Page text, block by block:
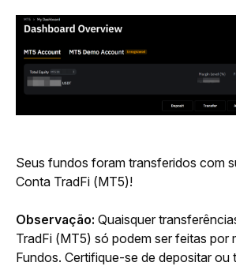
Seus fundos foram transferidos com
Conta TradFi (MT5)!
Observação: Quaisquer
TradFi (MT5) só podem ser feitas por
Fundos. Certifique-se de depositar ou